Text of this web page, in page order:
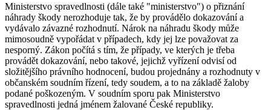
Ministerstvo spravedlnosti (dále také "ministerstvo") o přiznání
náhrady škody nerozhoduje tak, že by provádělo dokazování a
vydávalo závazné rozhodnutí. Nárok na náhradu škody může
mimosoudně vypořádat v případech, kdy jej lze považovat za
nesporný. Zákon počítá s tím, že případy, ve kterých je třeba
provádět dokazování, nebo takové, jejichž vyřízení odvisí od
složitějšího právního hodnocení, budou projednány a rozhodnuty v
občanském soudním řízení, tedy soudem, a to na základě žaloby
podané poškozeným. V soudním sporu pak Ministerstvo
spravedlnosti jedná jménem žalované České republiky.